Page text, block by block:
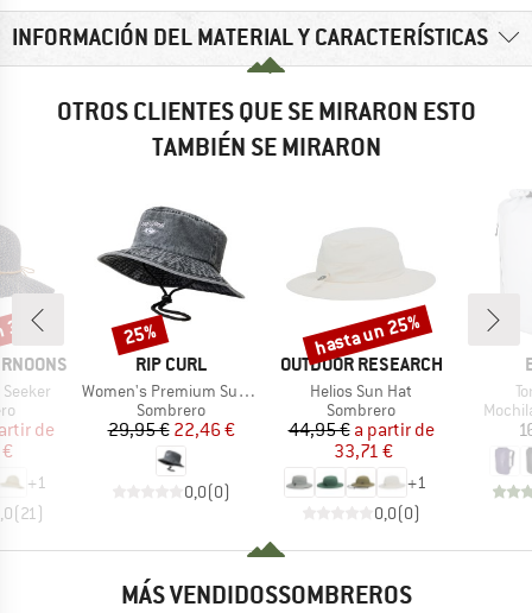
INFORMACIÓN DEL MATERIAL Y CARACTERÍSTICAS
OTROS CLIENTES QUE SE MIRARON ESTO
TAMBIÉN SE MIRARON
reducido
de
+1
(21 )
MARCA
RIP CURL
Artículo
Women's Premium Surf UPF Sun Hat
Product group
Sombrero
Precio
29,95 €Precio reducido
22,46 €
0,0(0)
Descuento
25%
MARCA
OUTDOOR RESEARCH
Artículo
Helios Sun Hat
Product group
Sombrero
Precio
44,95 € Precio reducido
a partir de
33,71 €
+1
0,0(0)
Descuento
hasta un 25%
MÁS VENDIDOSSOMBREROS